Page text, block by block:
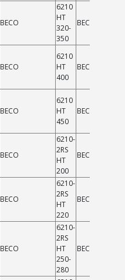
BECO
6210
HT
320-
350
BECO
BECO
6210
HT
400
BECO
BECO
6210
HT
450
BECO
BECO
6210-
2RS
HT
200
BECO
BECO
6210-
2RS
HT
220
BECO
BECO
6210-
2RS
HT
250-
280
BECO